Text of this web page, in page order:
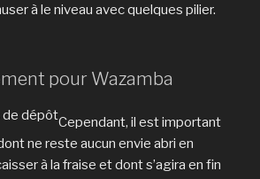
à le niveau avec quelques pilier.
pour Wazamba
Cependant, il est important
ne reste aucun envie abri en
à la fraise et dont s’agira en fin